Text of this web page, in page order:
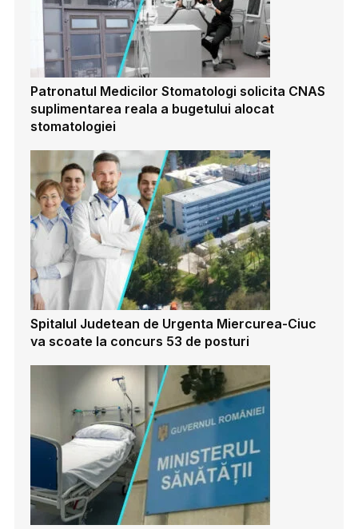
Patronatul Medicilor Stomatologi solicita CNAS
suplimentarea reala a bugetului alocat
stomatologiei
Spitalul Judetean de Urgenta Miercurea-Ciuc
va scoate la concurs 53 de posturi